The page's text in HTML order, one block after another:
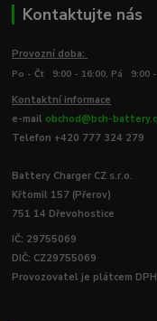
Kontaktujte nás
Provozní doba:
Po - Čt 9:00 - 16:00, Pá 9:00 -
Kontaktní informace
e-mail obchod@bch-
Telefon +420 777 324 279
Battery Charger CZ s.r.o.
Křtomil 157 (Přerov)
751 14 Dřevohostice
IČ: 29755069
DIČ: CZ29755069
Provozovatel je plátcem DPH